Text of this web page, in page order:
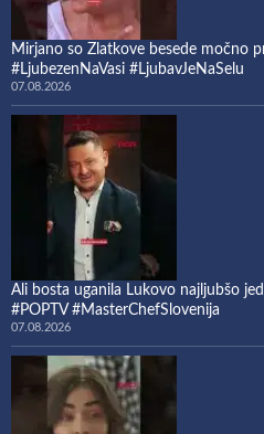
Mirjano so Zlatkove besede močno
#LjubezenNaVasi #LjubavJeNaSelu
07.08.2026
Ali bosta uganila Lukovo najljubšo
#POPTV #MasterChefSlovenija
07.08.2026